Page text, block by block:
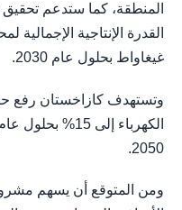
المنطقة، كما ستدعم
غيغاواط بحلول عام 2030.
وتستهدف كازاخستان رفع
2050.
ومن المتوقع أن يسهم